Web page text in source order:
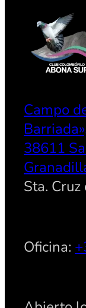
Campo
38611
Sta.
Oficina: